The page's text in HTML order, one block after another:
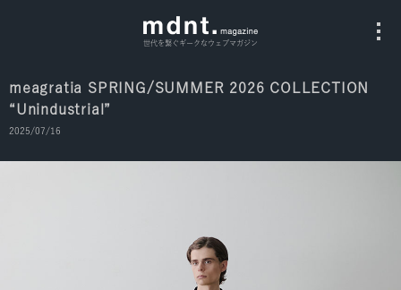
世代を繋ぐギークなウェブマガジン
Instagram
meagratia SPRING/SUMMER 2026 COLLECTION
“Unindustrial”
2025/07/16